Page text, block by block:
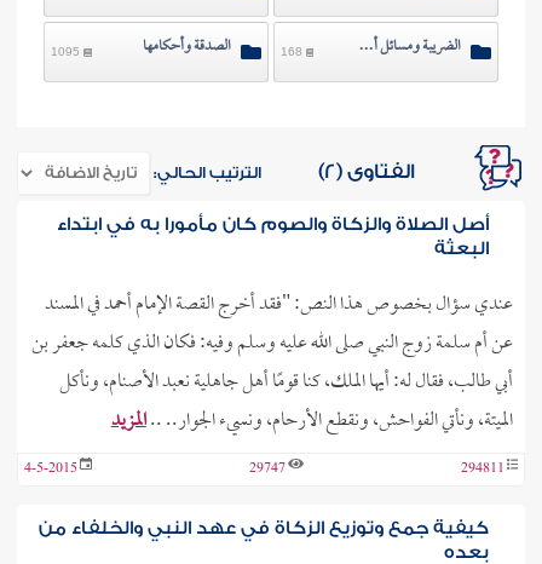
الضريبة ومسائل أخرى الصدقة وأحكامها 1095
الفتاوى (2) الترتيب الحالي:
أصل الصلاة والزكاة والصوم كان مأمورا به في ابتداء
البعثة
عندي سؤال بخصوص هذا النص: "فقد أخرج القصة الإمام أحمد في المسند
عن أم سلمة زوج النبي صلى الله عليه وسلم وفيه: فكان الذي كلمه جعفر بن
أبي طالب، فقال له: أيها الملك، كنا قومًا أهل جاهلية نعبد الأصنام، ونأكل
الميتة، ونأتي الفواحش، ونقطع الأرحام، ونسيء الجوار.. ..المزيد
294811
29747
4-5-2015
كيفية جمع وتوزيع الزكاة في عهد النبي والخلفاء من
بعده